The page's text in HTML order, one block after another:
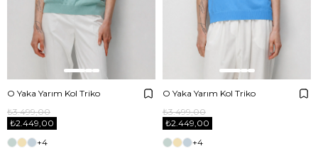
O Yaka Yarım Kol Triko
₺2.449,00
₺3.499,00
+4
O Yaka Yarım Kol Triko
₺2.449,00
₺3.499,00
+4